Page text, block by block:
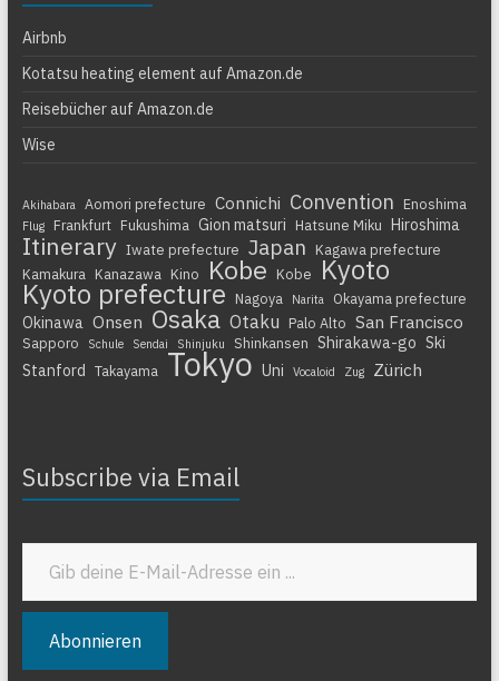
Airbnb
Kotatsu heating element auf Amazon.de
Reisebücher auf Amazon.de
Wise
Akihabara Aomori prefecture Connichi Convention Enoshima
Flug Frankfurt Fukushima Gion matsuri Hatsune Miku Hiroshima
Itinerary Iwate prefecture Japan
Kagawa prefecture
Kamakura
Kanazawa Kino Kobe Kobe Kyoto
Kyoto prefecture Nagoya Narita Okayama prefecture
Okinawa Onsen Osaka Otaku Palo Alto San Francisco
Sapporo Schule Sendai Shinjuku Shinkansen Shirakawa-go Ski
Stanford Takayama Tokyo Uni Vocaloid Zug Zürich
Subscribe via Email
Gib deine E-Mail-Adresse ein ...
Abonnieren